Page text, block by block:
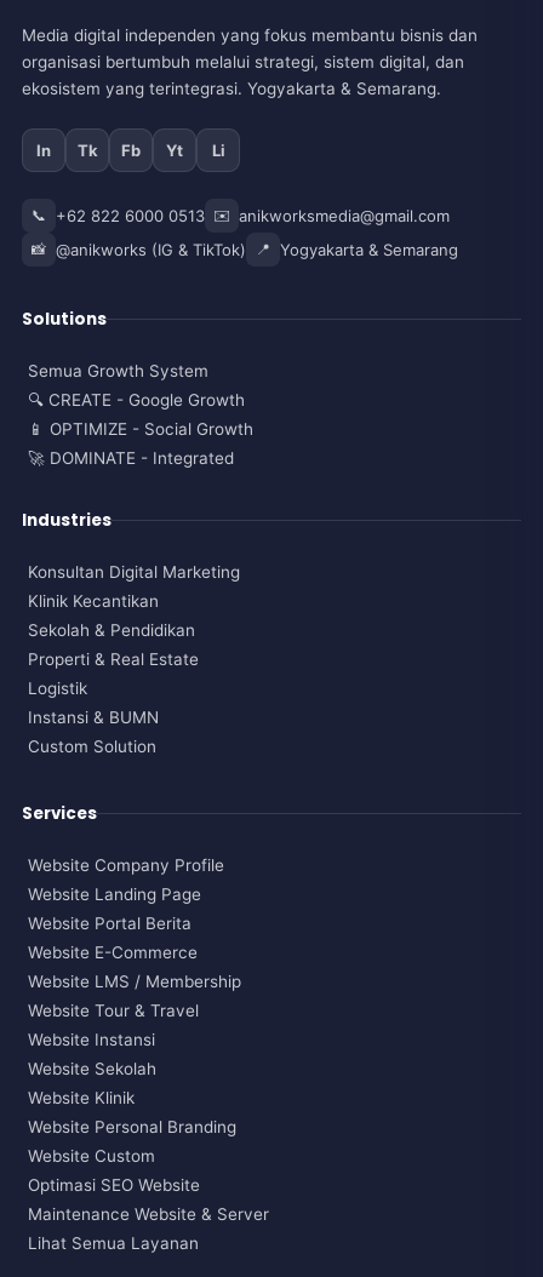
Media digital independen yang fokus membantu bisnis dan
organisasi bertumbuh melalui strategi, sistem digital, dan
ekosistem yang terintegrasi. Yogyakarta & Semarang.
In Tk Fb Yt Li
📞 +62 822 6000 0513 ✉️ anikworksmedia@gmail.com
📸 @anikworks (IG & TikTok) 📍 Yogyakarta & Semarang
Solutions
Semua Growth System
🔍 CREATE - Google Growth
📱 OPTIMIZE - Social Growth
🚀 DOMINATE - Integrated
Industries
Konsultan Digital Marketing
Klinik Kecantikan
Sekolah & Pendidikan
Properti & Real Estate
Logistik
Instansi & BUMN
Custom Solution
Services
Website Company Profile
Website Landing Page
Website Portal Berita
Website E-Commerce
Website LMS / Membership
Website Tour & Travel
Website Instansi
Website Sekolah
Website Klinik
Website Personal Branding
Website Custom
Optimasi SEO Website
Maintenance Website & Server
Lihat Semua Layanan